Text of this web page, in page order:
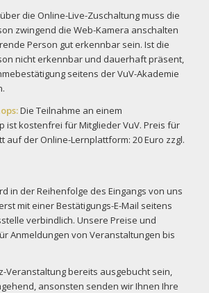
die Online-Live-Zuschaltung muss die
zwingend die Web-Kamera anschalten
Person gut erkennbar sein. Ist die
nicht erkennbar und dauerhaft präsent,
seitens der VuV-Akademie
Die Teilnahme an einem
ist kostenfrei für Mitglieder VuV. Preis für
auf der Online-Lernplattform: 20 Euro zzgl.
in der Reihenfolge des Eingangs von uns
mit einer Bestätigungs-E-Mail seitens
verbindlich. Unsere Preise und
Anmeldungen von Veranstaltungen bis
Veranstaltung bereits ausgebucht sein,
ansonsten senden wir Ihnen Ihre